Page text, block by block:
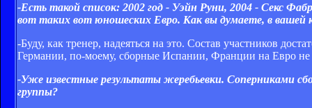
-Есть такой список: 2002 год - Уэйн Руни, 2004 - Секс
вот таких вот юношеских Евро. Как вы думаете, в вашей
-Буду, как тренер, надеяться на это. Состав участников
Германии, по-моему, сборные Испании, Франции на Евро
-Уже известные результаты жеребьевки. Соперниками
группы?